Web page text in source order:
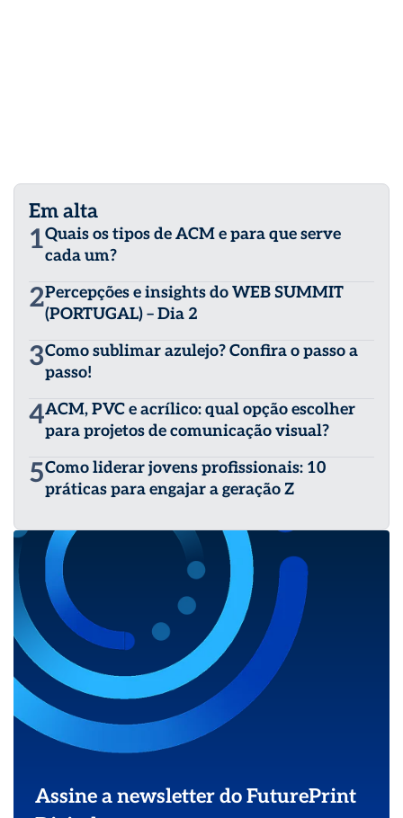
Em alta
1Quais os tipos de ACM e para que serve
cada um?
2Percepções e insights do WEB SUMMIT
(PORTUGAL) – Dia 2
3Como sublimar azulejo? Confira o passo a
passo!
4ACM, PVC e acrílico: qual opção escolher
para projetos de comunicação visual?
5Como liderar jovens profissionais: 10
práticas para engajar a geração Z
Assine a newsletter do FuturePrint